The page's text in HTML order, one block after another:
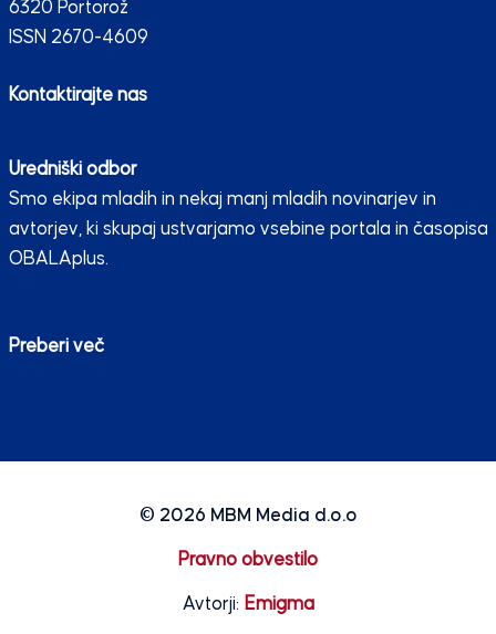
6320 Portorož
ISSN 2670-4609
Kontaktirajte nas
Uredniški odbor
Smo ekipa mladih in nekaj manj mladih novinarjev in
avtorjev, ki skupaj ustvarjamo vsebine portala in časopisa
OBALAplus.
Preberi več
© 2026 MBM Media d.o.o
Pravno obvestilo
Avtorji: Emigma